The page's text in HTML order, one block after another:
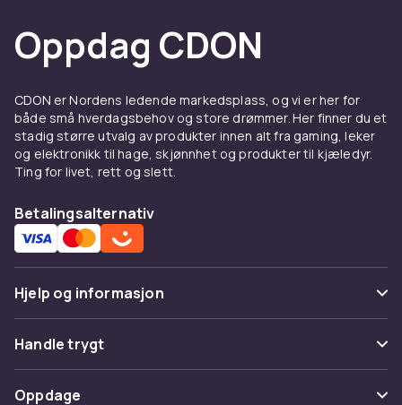
Oppdag CDON
CDON er Nordens ledende markedsplass, og vi er her for
både små hverdagsbehov og store drømmer. Her finner du et
stadig større utvalg av produkter innen alt fra gaming, leker
og elektronikk til hage, skjønnhet og produkter til kjæledyr.
Ting for livet, rett og slett.
Betalingsalternativ
Hjelp og informasjon
Vanlige spørsmål
Spor pakke
Handle trygt
Betaling
Oppdage